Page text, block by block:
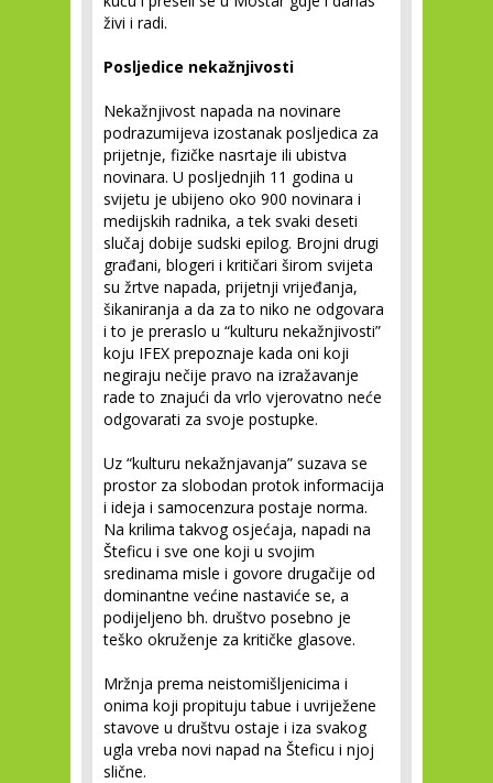
živi i radi.
Posljedice nekažnjivosti
Nekažnjivost napada na novinare
podrazumijeva izostanak posljedica za
prijetnje, fizičke nasrtaje ili ubistva
novinara. U posljednjih 11 godina u
svijetu je ubijeno oko 900 novinara i
medijskih radnika, a tek svaki deseti
slučaj dobije sudski epilog. Brojni drugi
građani, blogeri i kritičari širom svijeta
su žrtve napada, prijetnji vrijeđanja,
šikaniranja a da za to niko ne odgovara
i to je preraslo u “kulturu nekažnjivosti”
koju IFEX prepoznaje kada oni koji
negiraju nečije pravo na izražavanje
rade to znajući da vrlo vjerovatno neće
odgovarati za svoje postupke.
Uz “kulturu nekažnjavanja” suzava se
prostor za slobodan protok informacija
i ideja i samocenzura postaje norma.
Na krilima takvog osjećaja, napadi na
Šteficu i sve one koji u svojim
sredinama misle i govore drugačije od
dominantne većine nastaviće se, a
podijeljeno bh. društvo posebno je
teško okruženje za kritičke glasove.
Mržnja prema neistomišljenicima i
onima koji propituju tabue i uvriježene
stavove u društvu ostaje i iza svakog
ugla vreba novi napad na Šteficu i njoj
slične.